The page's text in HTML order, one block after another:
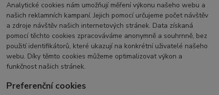
Analytické cookies nám umožňují měření výkonu našeho webu a
našich reklamních kampaní. Jejich pomocí určujeme počet návštěv
a zdroje návštěv našich internetových stránek. Data získaná
pomocí těchto cookies zpracováváme anonymně a souhrnně, bez
použití identifikátorů, které ukazují na konkrétní uživatelé našeho
webu. Díky těmto cookies můžeme optimalizovat výkon a
funkčnost našich stránek.
Preferenční cookies